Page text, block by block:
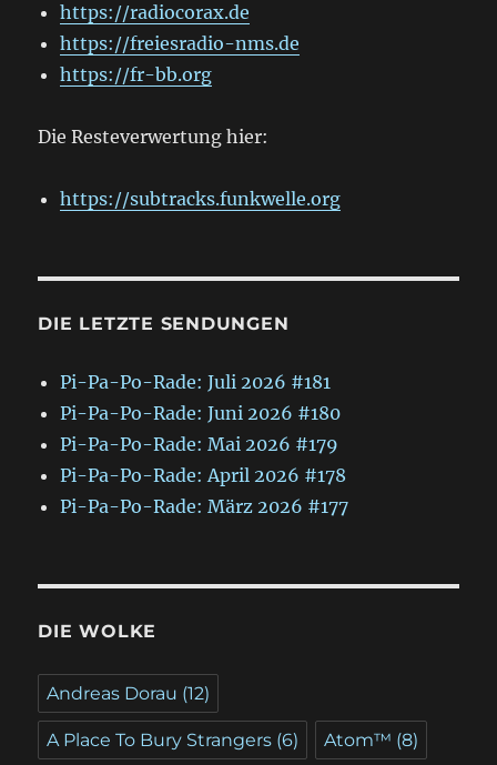
https://radiocorax.de
https://freiesradio-nms.de
https://fr-bb.org
Die Resteverwertung hier:
https://subtracks.funkwelle.org
DIE LETZTE SENDUNGEN
Pi-Pa-Po-Rade: Juli 2026 #181
Pi-Pa-Po-Rade: Juni 2026 #180
Pi-Pa-Po-Rade: Mai 2026 #179
Pi-Pa-Po-Rade: April 2026 #178
Pi-Pa-Po-Rade: März 2026 #177
DIE WOLKE
Andreas Dorau (12)
A Place To Bury Strangers (6) Atom™ (8)